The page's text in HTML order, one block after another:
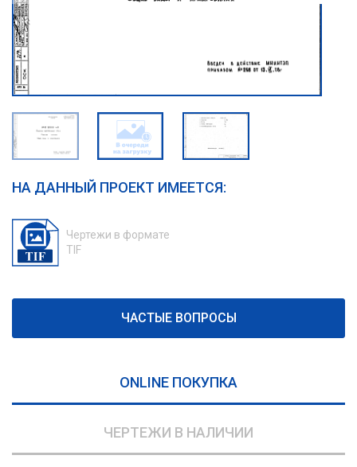
НА ДАННЫЙ ПРОЕКТ ИМЕЕТСЯ:
Чертежи в формате
TIF
ЧАСТЫЕ ВОПРОСЫ
ONLINE ПОКУПКА
ЧЕРТЕЖИ В НАЛИЧИИ